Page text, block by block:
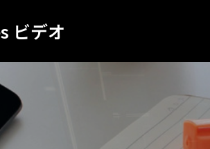
ビデオ